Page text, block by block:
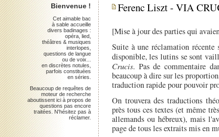
Ferenc Liszt - VIA
[Mise à jour des parties qui
Suite à une réclamation récente
disponible, les lutins se sont
Crucis. Pas de commentaire
beaucoup à dire sur les
traduction rapide pour pouvoir
On trouvera des traductions
près tous ces textes (et même
allemands ou hébreux), mais
page de tous les extraits mis en
Bienvenue !
Cet aimable bac
à sable accueille
divers badinages :
opéra, lied,
théâtres & musiques
interlopes,
questions de langue
ou de voix...
en discrètes notules,
parfois constituées
en séries.
Beaucoup de requêtes de
moteur de recherche
aboutissent ici à propos de
questions pas encore
traitées. N'hésitez pas à
réclamer.